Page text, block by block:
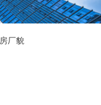
厂貌